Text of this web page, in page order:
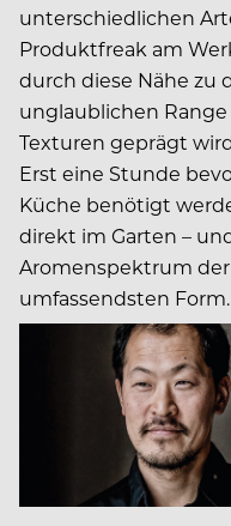
unterschiedlichen
Produktfreak am
durch diese Nähe zu
unglaublichen
Texturen geprägt
Erst eine Stunde
Küche benötigt
direkt im Garten –
Aromenspektrum
umfassendsten Form.